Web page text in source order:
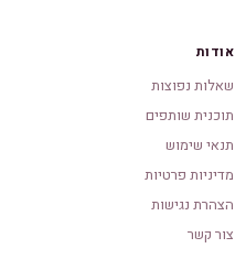
אודות
שאלות נפוצות
תוכנית שותפים
תנאי שימוש
מדיניות פרטיות
הצהרת נגישות
צור קשר